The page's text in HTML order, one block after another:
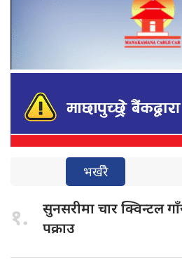
भर्खरै
१. सुनसरीमा चारक्विन्टल
पक्राउ